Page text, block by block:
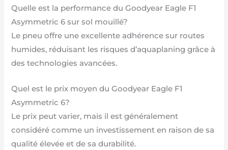
Quelle est la performance du Goodyear Eagle F1
Asymmetric 6 sur sol mouillé?
Le pneu offre une excellente adhérence sur routes
humides, réduisant les risques d’aquaplaning grâce à
des technologies avancées.
Quel est le prix moyen du Goodyear Eagle F1
Asymmetric 6?
Le prix peut varier, mais il est généralement
considéré comme un investissement en raison de sa
qualité élevée et de sa durabilité.